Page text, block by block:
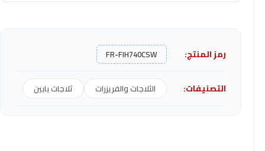
رمز المنتج: FR-FIH740CSW
التصنيفات: الثلاجات والفريزرات ثلاجات بابين